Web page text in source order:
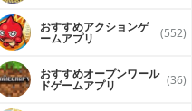
おすすめアクションゲ
ームアプリ (552)
おすすめオープンワール
ドゲームアプリ (36)